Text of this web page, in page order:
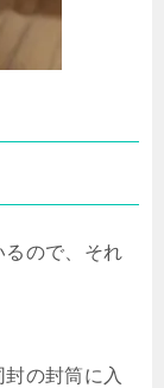
るので、それ
の封筒に入